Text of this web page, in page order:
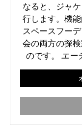
なると、ジャ
行します。機
スペースフー
会の両方の探
のです。 エー